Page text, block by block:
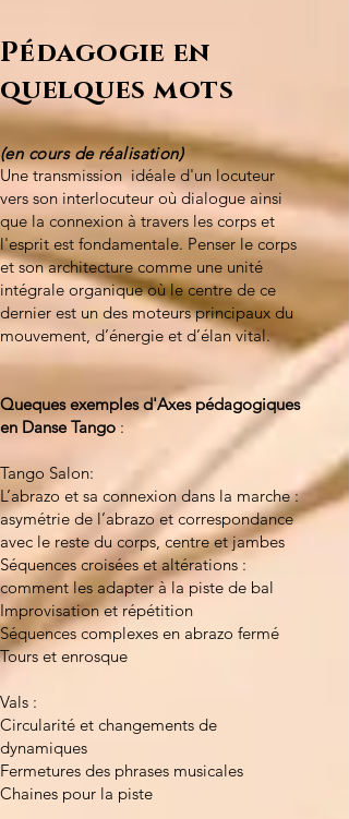
Pédagogie en
quelques mots
(en cours de réalisation)
Une transmission idéale d'un locuteur
vers son interlocuteur où dialogue ainsi
que la connexion à travers les corps et
l'esprit est fondamentale. Penser le corps
et son architecture comme une unité
intégrale organique où le centre de ce
dernier est un des moteurs principaux du
mouvement, d’énergie et d’élan vital.
Queques exemples d'Axes pédagogiques
en Danse Tango :
Tango Salon:
L’abrazo et sa connexion dans la marche :
asymétrie de l’abrazo et correspondance
avec le reste du corps, centre et jambes
Séquences croisées et altérations :
comment les adapter à la piste de bal
Improvisation et répétition
Séquences complexes en abrazo fermé
Tours et enrosque
Vals :
Circularité et changements de
dynamiques
Fermetures des phrases musicales
Chaines pour la piste